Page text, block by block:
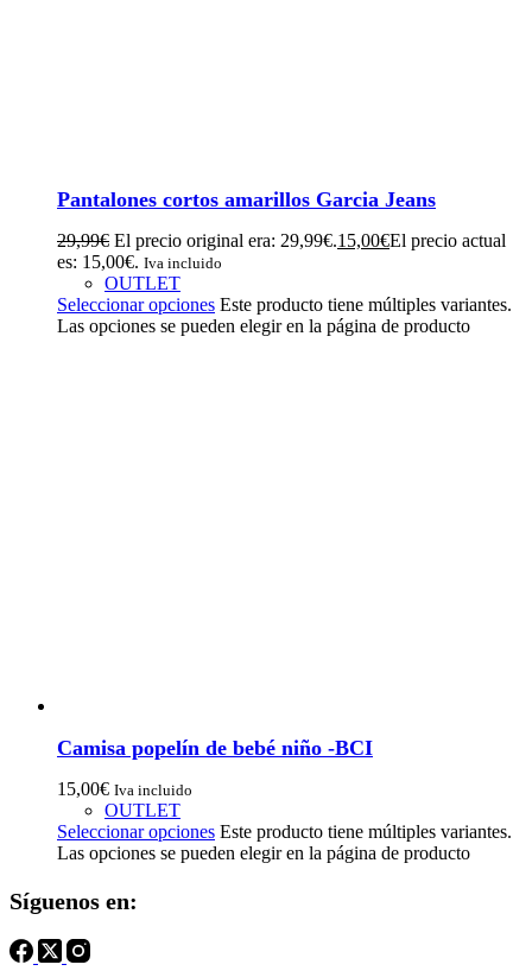
Pantalones cortos amarillos Garcia Jeans
29,99€ El precio original era: 29,99€.15,00€El precio actual
es: 15,00€. Iva incluido
OUTLET
Seleccionar opciones Este producto tiene múltiples variantes.
Las opciones se pueden elegir en la página de producto
Camisa popelín de bebé niño -BCI
15,00€ Iva incluido
OUTLET
Seleccionar opciones Este producto tiene múltiples variantes.
Las opciones se pueden elegir en la página de producto
Síguenos en: